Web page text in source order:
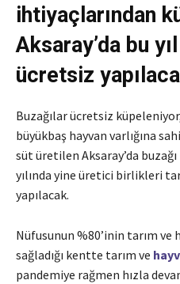
ihtiyaçlarından
Aksaray’da bu
ücretsiz
Buzağılar ücretsiz
büyükbaş hayvan varlığına
süt üretilen Aksaray’da
yılında yine üretici birlikleri
yapılacak.
Nüfusunun %80’inin tarım ve
sağladığı kentte tarım ve
pandemiye rağmen hızla